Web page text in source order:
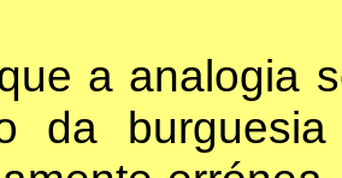
a analogia
da